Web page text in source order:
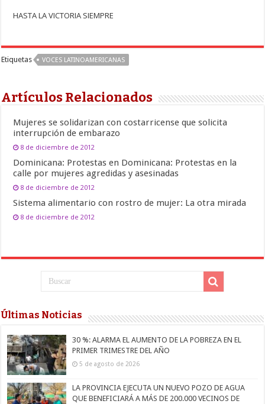
HASTA LA VICTORIA SIEMPRE
Etiquetas VOCES LATINOAMERICANAS
Artículos Relacionados
Mujeres se solidarizan con costarricense que solicita
interrupción de embarazo
8 de diciembre de 2012
Dominicana: Protestas en Dominicana: Protestas en la
calle por mujeres agredidas y asesinadas
8 de diciembre de 2012
Sistema alimentario con rostro de mujer: La otra mirada
8 de diciembre de 2012
Últimas Noticias
30 %: ALARMA EL AUMENTO DE LA POBREZA EN EL
PRIMER TRIMESTRE DEL AÑO
5 de agosto de 2026
LA PROVINCIA EJECUTA UN NUEVO POZO DE AGUA
QUE BENEFICIARÁ A MÁS DE 200.000 VECINOS DE